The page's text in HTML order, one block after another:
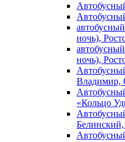
ночь),
ночь),
Владимир,
«Кольцо